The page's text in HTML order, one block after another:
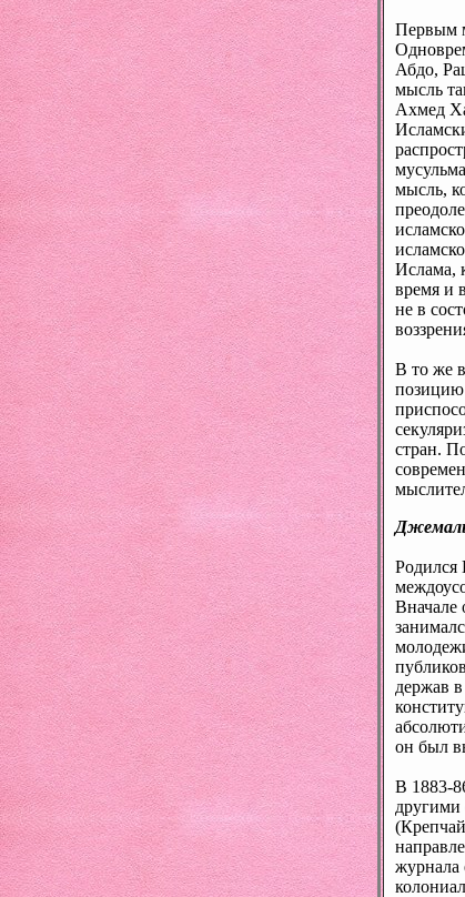
Первым
Абдо,
мысль
Ахмед
мысль,
Ислама,
время и
не в
В то же
позицию
стран.
Родился
Вначале
держав
он был
В 1883-
другими
журнала